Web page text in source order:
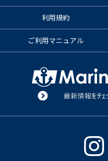
利用規約
ご利用マニュアル